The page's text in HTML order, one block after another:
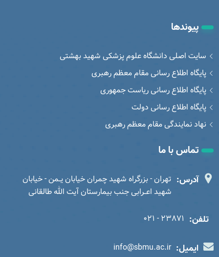
پیوندها
سایت اصلی دانشگاه علوم پزشکی شهید بهشتی
پایگاه اطلاع رسانی مقام معظم رهبری
پایگاه اطلاع رسانی ریاست جمهوری
پایگاه اطلاع رسانی دولت
نهاد نمایندگی مقام معظم رهبری
تماس با ما
آدرس: تهران - بزرگراه شهید چمران خیابان یــمن - خیابان
شهید اعــرابی جنب بیمارستان آیت الله طالقانی
تلفن: 23871 - 021
ایمیل: info@sbmu.ac.ir